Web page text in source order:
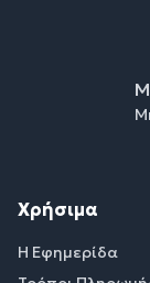
Χρήσιμα
Η Εφημερίδα